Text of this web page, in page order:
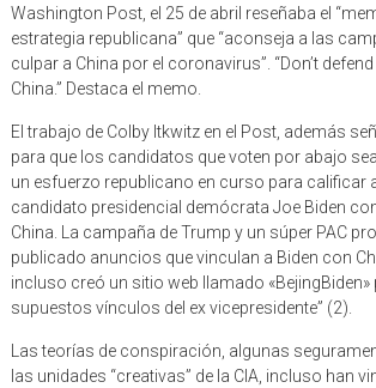
estrategia republicana” que “aconseja a las
culpar a China por el coronavirus”. “Don’t
China.” Destaca el memo.
para que los candidatos que voten por abajo
un esfuerzo republicano en curso para calificar
candidato presidencial demócrata Joe Biden
China. La campaña de Trump y un súper PAC
publicado anuncios que vinculan a Biden con
incluso creó un sitio web llamado «BejingBiden»
supuestos vínculos del ex vicepresidente” (2).
las unidades “creativas” de la CIA, incluso han
que te atesoró fortuna a partir de Microsoft y